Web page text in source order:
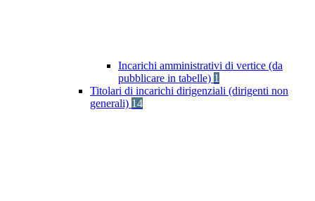
Incarichi amministrativi di vertice (da
pubblicare in tabelle) 1
Titolari di incarichi dirigenziali (dirigenti non
generali) 14